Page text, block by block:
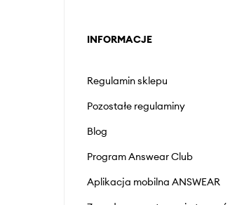
INFORMACJE
Regulamin sklepu
Pozostałe regulaminy
Blog
Program Answear Club
Aplikacja mobilna ANSWEAR